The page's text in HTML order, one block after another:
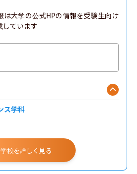
大学の公式HPの情報を受験生向け
しています
ス学科
学校を詳しく見る